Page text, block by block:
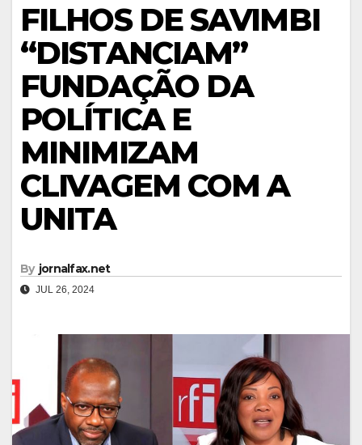
FILHOS DE SAVIMBI
“DISTANCIAM”
FUNDAÇÃO DA
POLÍTICA E
MINIMIZAM
CLIVAGEM COM A
UNITA
By jornalfax.net
JUL 26, 2024